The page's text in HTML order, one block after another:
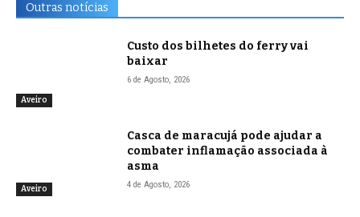
Outras notícias
Aveiro
Custo dos bilhetes do ferry vai
baixar
6 de Agosto, 2026
Aveiro
Casca de maracujá pode ajudar a
combater inflamação associada à
asma
4 de Agosto, 2026